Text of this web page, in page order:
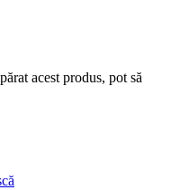
acest produs, pot să